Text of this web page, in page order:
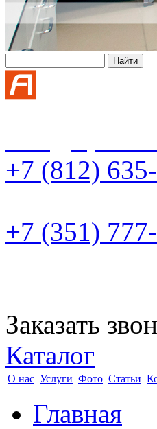
+7 (812)
+7 (351)
Заказать
Каталог
О нас Услуги Фото Статьи
Главная